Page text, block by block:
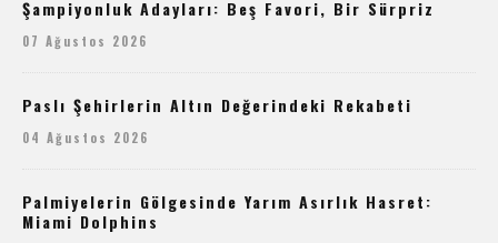
Şampiyonluk Adayları: Beş Favori, Bir Sürpriz
07 Ağustos 2026
Paslı Şehirlerin Altın Değerindeki Rekabeti
04 Ağustos 2026
Palmiyelerin Gölgesinde Yarım Asırlık Hasret:
Miami Dolphins